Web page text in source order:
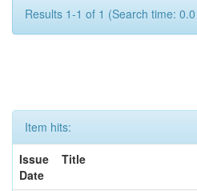
Results 1-1 of 1 (Search time:
Item hits:
Issue
Date
Title